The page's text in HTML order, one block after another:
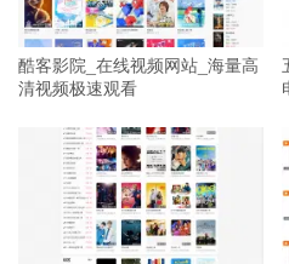
酷客影院_在线视频网站_海量高
清视频极速观看